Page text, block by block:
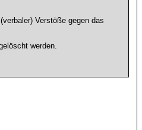
Verstöße gegen das
werden.